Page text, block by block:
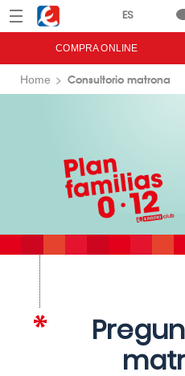
Menú Eroski
COMPRA ONLINE
Home Consultorio matrona